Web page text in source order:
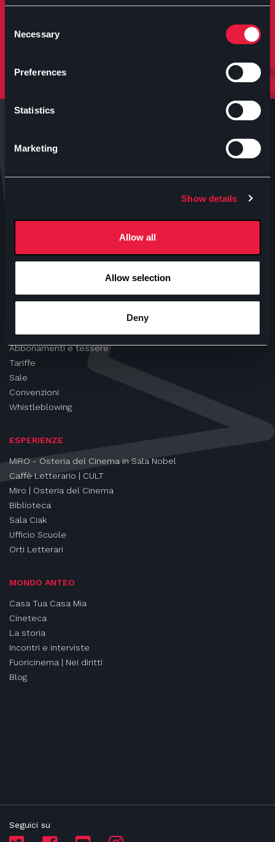
Selection
Necessary
Preferences
Statistics
Marketing
Show details
Allow all
Allow selection
Deny
Iscriviti per ricevere notizie su eventi manifestazioni e
Accessibilità
CINEMA
Eventi e Rassegne
Abbonamenti e tessere
Tariffe
Sale
Convenzioni
Whistleblowing
ESPERIENZE
MIRO - Osteria del Cinema in Sala Nobel
Caffè Letterario | CULT
Miro | Osteria del Cinema
Biblioteca
Sala Ciak
Ufficio Scuole
Orti Letterari
MONDO ANTEO
Casa Tua Casa Mia
Cineteca
La storia
Incontri e interviste
Fuoricinema | Nei diritti
Blog
Seguici su